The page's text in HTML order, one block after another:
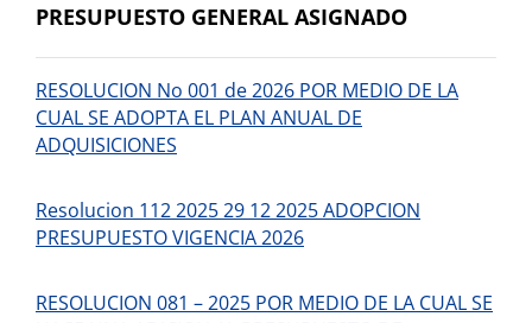
PRESUPUESTO GENERAL ASIGNADO
RESOLUCION No 001 de 2026 POR MEDIO DE LA
CUAL SE ADOPTA EL PLAN ANUAL DE
ADQUISICIONES
Resolucion 112 2025 29 12 2025 ADOPCION
PRESUPUESTO VIGENCIA 2026
RESOLUCION 081 – 2025 POR MEDIO DE LA CUAL SE